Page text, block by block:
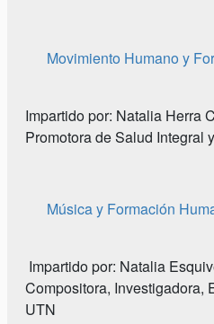
Movimiento Humano y
Impartido por: Natalia Herra
Promotora de Salud Integral
Música y Formación
Impartido por: Natalia
Compositora, Investigadora,
UTN